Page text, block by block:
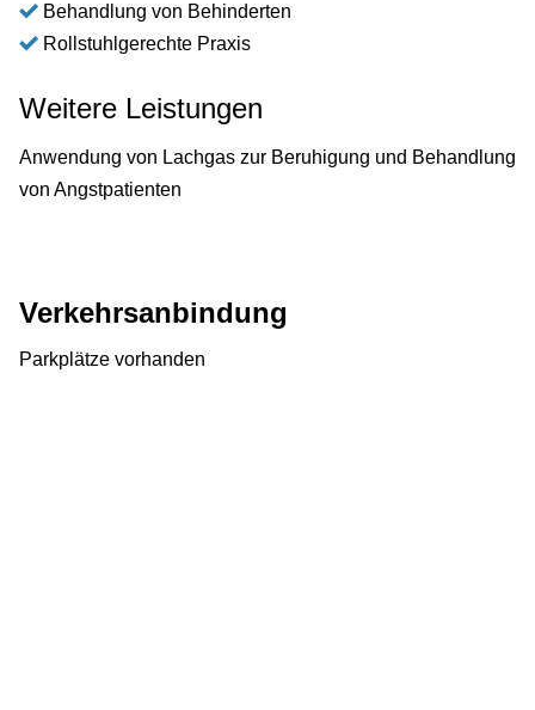
Behandlung von Behinderten
Rollstuhlgerechte Praxis
Weitere Leistungen
Anwendung von Lachgas zur Beruhigung und Behandlung
von Angstpatienten
Verkehrsanbindung
Parkplätze vorhanden